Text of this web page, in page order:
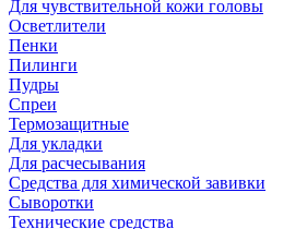
Для чувствительной кожи головы
Осветлители
Пенки
Пилинги
Пудры
Спреи
Термозащитные
Для укладки
Для расчесывания
Средства для химической завивки
Сыворотки
Технические средства